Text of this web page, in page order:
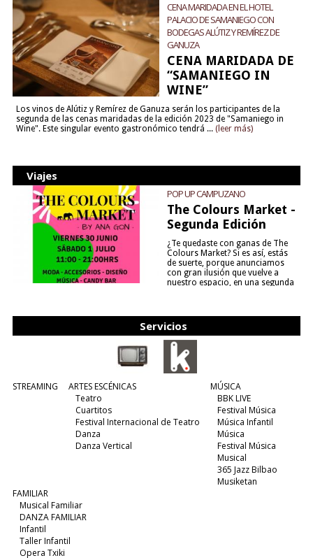
CENA MARIDADA EN EL HOTEL
PALACIO DE SAMANIEGO CON
BODEGAS ALÚTIZ Y REMÍREZ DE
GANUZA
CENA MARIDADA DE
“SAMANIEGO IN
WINE”
Los vinos de Alútiz y Remírez de Ganuza serán los participantes de la
segunda de las cenas maridadas de la edición 2023 de "Samaniego in
Wine". Este singular evento gastronómico tendrá ... (leer más)
Viajes
POP UP CAMPUZANO
The Colours Market -
Segunda Edición
¿Te quedaste con ganas de The
Colours Market? Si es así, estás
de suerte, porque anunciamos
con gran ilusión que vuelve a
nuestro espacio, en una segunda
Servicios
STREAMING
ARTES ESCÉNICAS
Teatro
Cuartitos
Festival Internacional de Teatro
Danza
Danza Vertical
MÚSICA
BBK LIVE
Festival Música
Música Infantil
Música
Festival Música
Musical
365 Jazz Bilbao
Musiketan
FAMILIAR
Musical Familiar
DANZA FAMILIAR
Infantil
Taller Infantil
Opera Txiki